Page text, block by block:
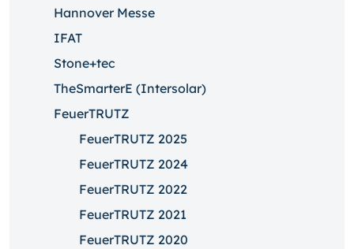
Hannover Messe
IFAT
Stone+tec
TheSmarterE (Intersolar)
FeuerTRUTZ
FeuerTRUTZ 2025
FeuerTRUTZ 2024
FeuerTRUTZ 2022
FeuerTRUTZ 2021
FeuerTRUTZ 2020